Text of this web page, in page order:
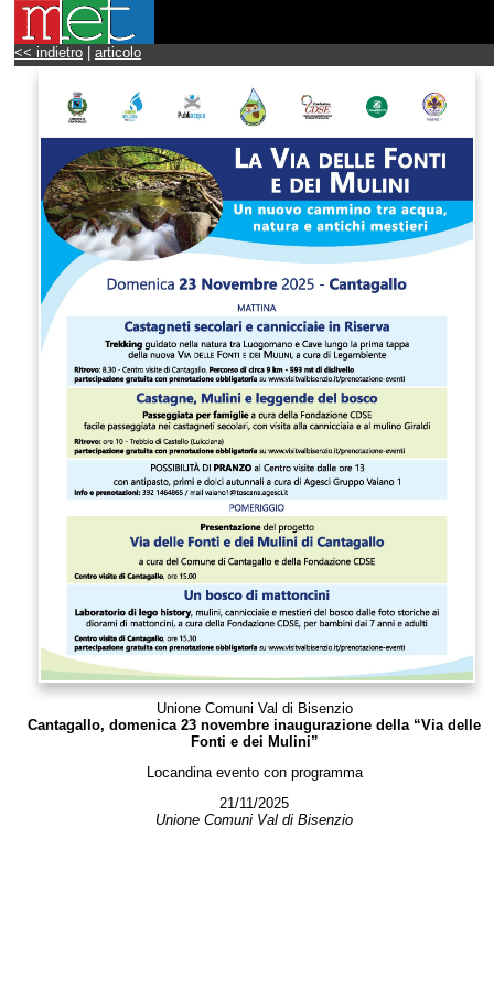
<< indietro articolo
Unione Comuni Val di Bisenzio
Cantagallo, domenica 23 novembre inaugurazione della “Via delle
Fonti e dei Mulini”
Locandina evento con programma
21/11/2025
Unione Comuni Val di Bisenzio